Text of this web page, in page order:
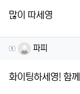
많이 따세영
파피님의 댓
파피
화이팅하세영! 함